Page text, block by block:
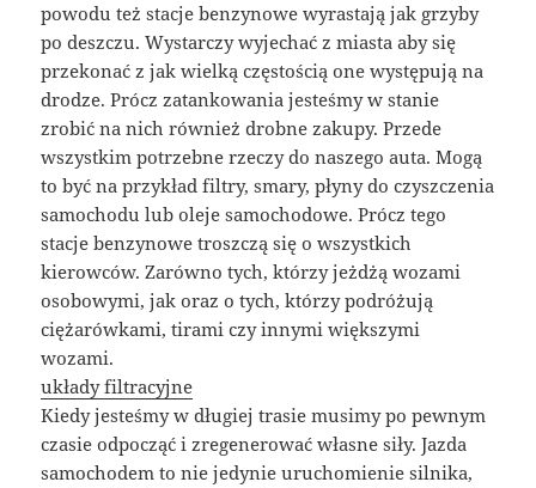
powodu też stacje benzynowe wyrastają jak grzyby
po deszczu. Wystarczy wyjechać z miasta aby się
przekonać z jak wielką częstością one występują na
drodze. Prócz zatankowania jesteśmy w stanie
zrobić na nich również drobne zakupy. Przede
wszystkim potrzebne rzeczy do naszego auta. Mogą
to być na przykład filtry, smary, płyny do czyszczenia
samochodu lub oleje samochodowe. Prócz tego
stacje benzynowe troszczą się o wszystkich
kierowców. Zarówno tych, którzy jeżdżą wozami
osobowymi, jak oraz o tych, którzy podróżują
ciężarówkami, tirami czy innymi większymi
wozami.
układy filtracyjne
Kiedy jesteśmy w długiej trasie musimy po pewnym
czasie odpocząć i zregenerować własne siły. Jazda
samochodem to nie jedynie uruchomienie silnika,